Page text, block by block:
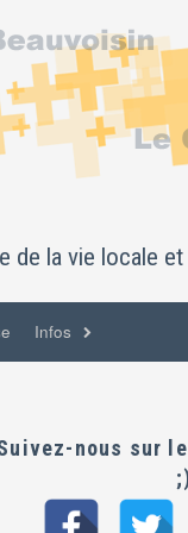
de la vie locale
Infos
nous sur